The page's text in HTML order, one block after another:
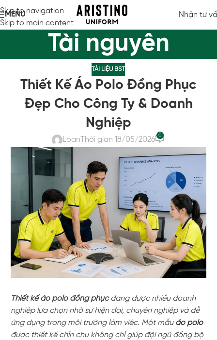
Skip to navigation
Skip to main content
MENU Nhận tư
Tài nguyên
TÀI LIỆU BST
Thiết Kế Áo Polo Đồng Phục
Đẹp Cho Công Ty & Doanh
Nghiệp
Loan Thời gian 18/05/2026
0
Thiết kế áo polo đồng phụcđang được nhiều doanh
nghiệp lựa chọn nhờ sự hiện đại, chuyên nghiệp và dễ
ứng dụng trong môi trường làm việc. Một mẫu áo polo
được thiết kế chỉn chu không chỉ giúp đội ngũ đồng bộ